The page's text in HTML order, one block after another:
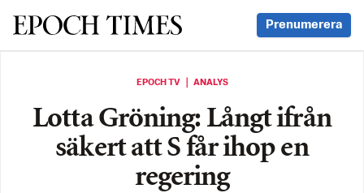
Svenska Epoch Times Prenumerera
EPOCH TV ｜ ANALYS
Lotta Gröning: Långt ifrån
säkert att S får ihop en
regering